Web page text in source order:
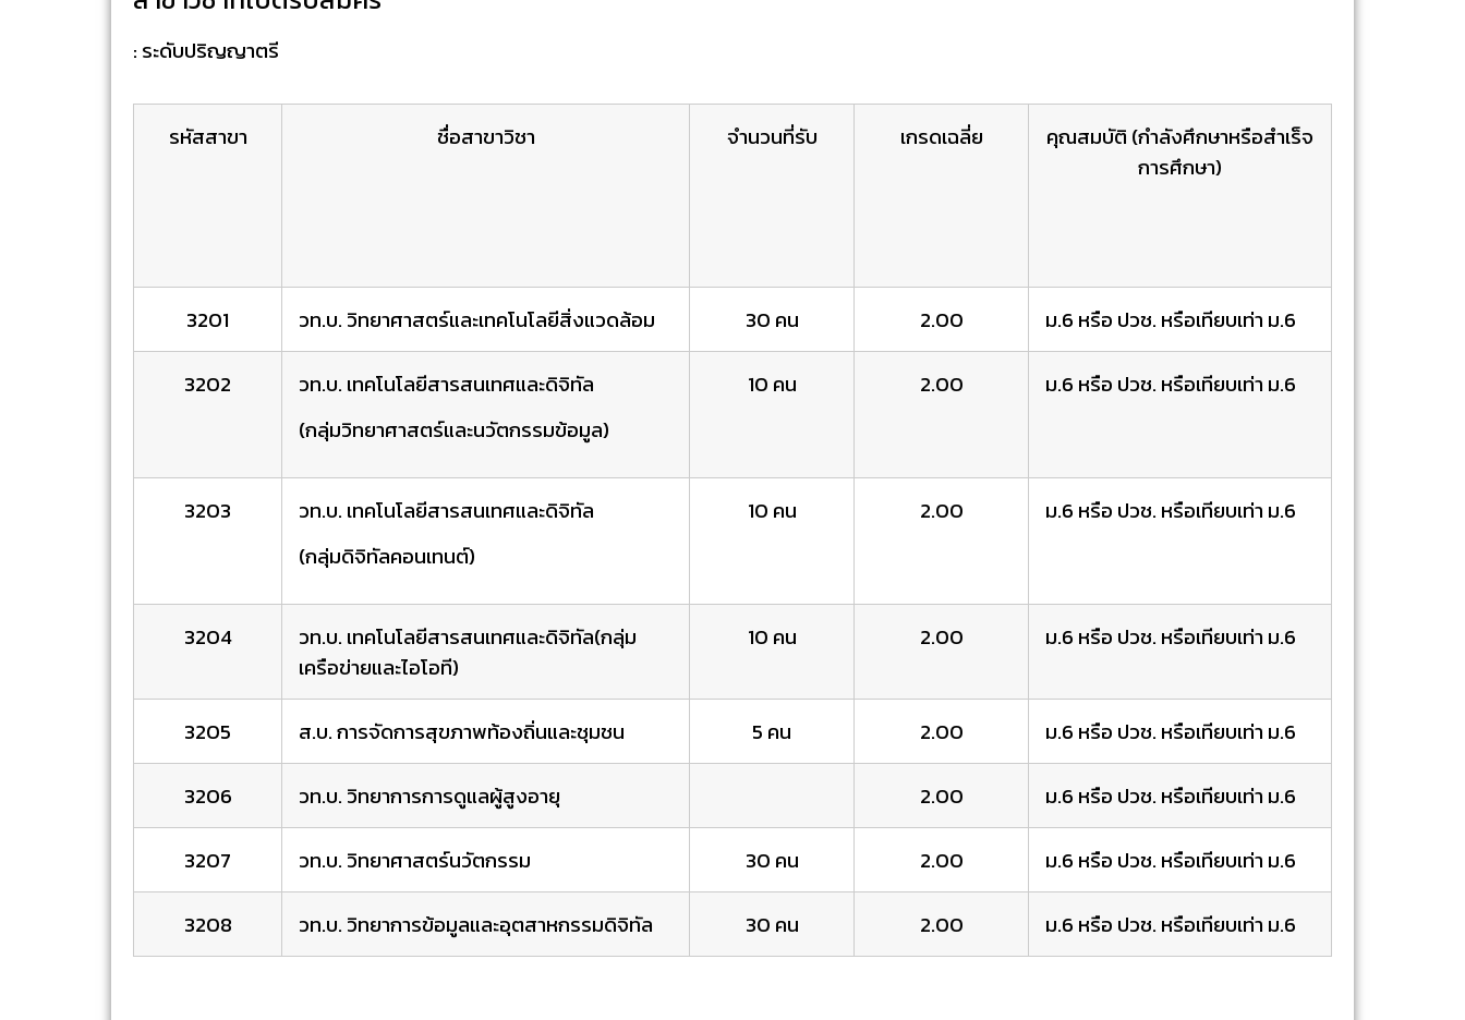
: ระดับปริญญาตรี
รหัสสาขา ชื่อสาขาวิชา จำนวนที่รับ เกรดเฉลี่ย
คุณสมบัติ (กำลังศึกษาหรือสำเร็จ
การศึกษา)
3201 วท.บ. วิทยาศาสตร์และเทคโนโลยีสิ่งแวดล้อม 30 คน 2.00 ม.6 หรือ ปวช. หรือเทียบเท่า ม.6
3202
วท.บ. เทคโนโลยีสารสนเทศและดิจิทัล
(กลุ่มวิทยาศาสตร์และนวัตกรรมข้อมูล)
10 คน 2.00 ม.6 หรือ ปวช. หรือเทียบเท่า ม.6
3203
วท.บ. เทคโนโลยีสารสนเทศและดิจิทัล
(กลุ่มดิจิทัลคอนเทนต์)
10 คน 2.00 ม.6 หรือ ปวช. หรือเทียบเท่า ม.6
3204
วท.บ. เทคโนโลยีสารสนเทศและดิจิทัล(กลุ่ม
เครือข่ายและไอโอที)
10 คน 2.00 ม.6 หรือ ปวช. หรือเทียบเท่า ม.6
3205 ส.บ. การจัดการสุขภาพท้องถิ่นและชุมชน 5 คน 2.00 ม.6 หรือ ปวช. หรือเทียบเท่า ม.6
3206 วท.บ. วิทยาการการดูแลผู้สูงอายุ 2.00 ม.6 หรือ ปวช. หรือเทียบเท่า ม.6
3207 วท.บ. วิทยาศาสตร์นวัตกรรม 30 คน 2.00 ม.6 หรือ ปวช. หรือเทียบเท่า ม.6
3208 วท.บ. วิทยาการข้อมูลและอุตสาหกรรมดิจิทัล 30 คน 2.00 ม.6 หรือ ปวช. หรือเทียบเท่า ม.6